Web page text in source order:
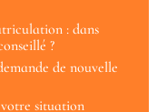
: dans
?
de nouvelle
situation